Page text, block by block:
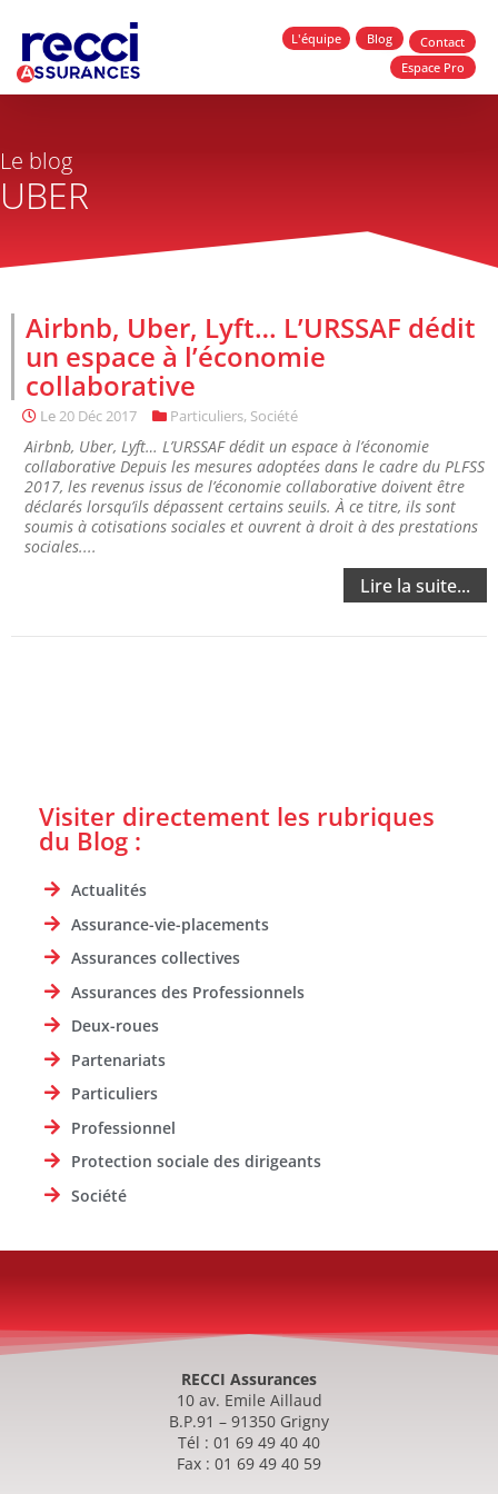
L'équipe Blog
Contact
Espace Pro
Le blog
UBER
Airbnb, Uber, Lyft… L’URSSAF dédit
un espace à l’économie
collaborative
Le20 Déc 2017 Particuliers, Société
Airbnb, Uber, Lyft… L’URSSAF dédit un espace à l’économie
collaborative Depuis les mesures adoptées dans le cadre du PLFSS
2017, les revenus issus de l’économie collaborative doivent être
déclarés lorsqu’ils dépassent certains seuils. À ce titre, ils sont
soumis à cotisations sociales et ouvrent à droit à des prestations
sociales....
Lire la suite...
Visiter directement les rubriques
du Blog :
Actualités
Assurance-vie-placements
Assurances collectives
Assurances des Professionnels
Deux-roues
Partenariats
Particuliers
Professionnel
Protection sociale des dirigeants
Société
RECCI Assurances
10 av. Emile Aillaud
B.P.91 – 91350 Grigny
Tél : 01 69 49 40 40
Fax : 01 69 49 40 59